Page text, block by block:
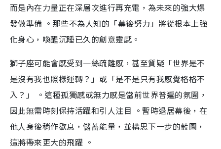
而是內在力量正在深層次進行再充電，為未來的強大爆
發做準備 。那些不為人知的「幕後努力」將從根本上強
化身心，喚醒沉睡已久的創意靈感。
獅子座可能會感受到一絲疏離感，甚至質疑「世界是不
是沒有我也照樣運轉？」或「是不是只有我感覺格格不
入？」 。這種孤獨感或無力感是當前世界普遍的氛圍，
因此無需時刻保持活躍和引人注目 。暫時退居幕後，在
他人身後稍作歇息，儲蓄能量，並構思下一步的藍圖，
這將帶來更大的飛躍 。